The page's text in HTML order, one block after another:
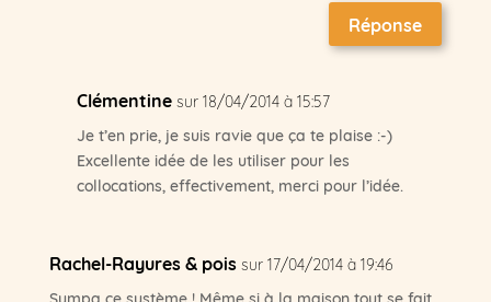
Réponse
Clémentine sur 18/04/2014 à 15:57
Je t’en prie, je suis ravie que ça te plaise :-)
Excellente idée de les utiliser pour les
collocations, effectivement, merci pour l’idée.
Rachel-Rayures & pois sur 17/04/2014 à 19:46